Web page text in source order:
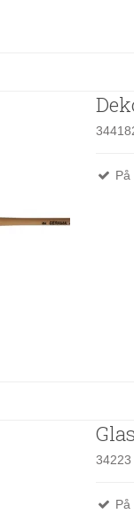
På
34223
På